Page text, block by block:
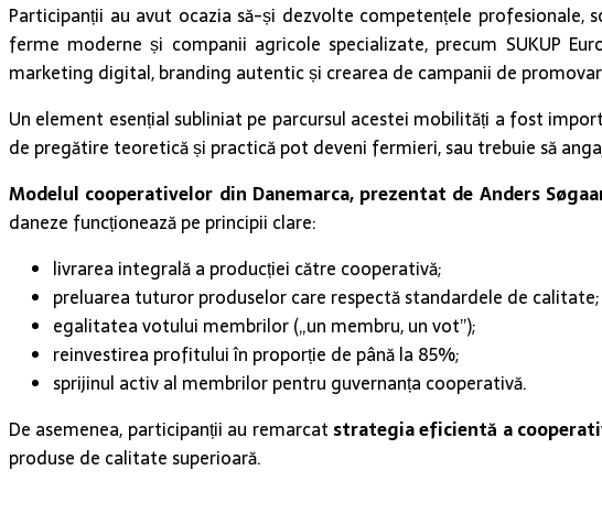
Participanții au avut ocazia să-și dezvolte competențele profesionale,
ferme moderne și companii agricole specializate, precum SUKUP
marketing digital, branding autentic și crearea de campanii de
Un element esențial subliniat pe parcursul acestei mobilități a fost
de pregătire teoretică și practică pot deveni fermieri, sau trebuie să
Modelul cooperativelor din Danemarca, prezentat de Anders
daneze funcționează pe principii clare:
livrarea integrală a producției către cooperativă;
preluarea tuturor produselor care respectă standardele de calitate;
egalitatea votului membrilor („un membru, un vot”);
reinvestirea profitului în proporție de până la 85%;
sprijinul activ al membrilor pentru guvernanța cooperativă.
De asemenea, participanții au remarcat strategia eficientă a
produse de calitate superioară.